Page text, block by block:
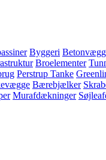
Byggeri
Broelementer
Perstrup Tanke
Bærebjælker
Murafdækninger